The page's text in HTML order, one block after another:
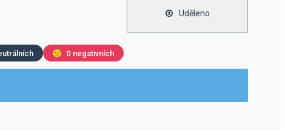
Uděleno
🙁 0 negativních